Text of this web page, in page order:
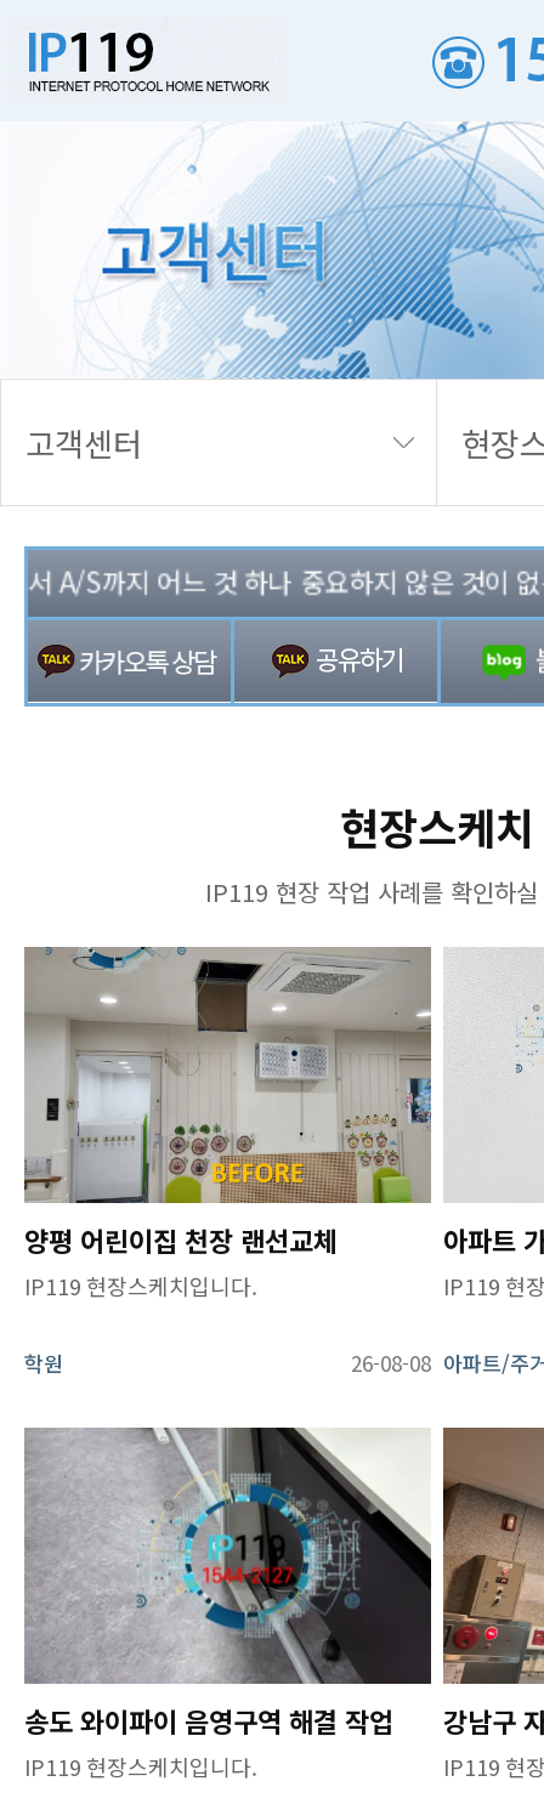
고객센터 현장
A/S까지 어느 것 하나 중요하지 않은 것이 없
현장스케치
IP119 현장 작업 사례를 확인하
양평 어린이집 천장 랜선교체
IP119 현장스케치입니다.
학원 26-08-08
IP119 현
아파트/주
송도 와이파이 음영구역 해결 작업
IP119 현장스케치입니다. IP119 현